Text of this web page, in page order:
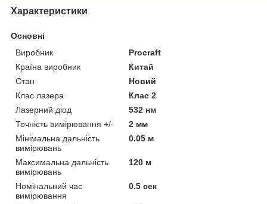
Характеристики
Основні
Виробник
Procraft
Країна виробник
Китай
Стан
Новий
Клас лазера
Клас 2
Лазерний діод
532 нм
Точність вимірювання +/-
2 мм
Мінімальна дальність
вимірювань
0.05 м
Максимальна дальність
вимірювань
120 м
Номінальний час
вимірювання
0.5 сек